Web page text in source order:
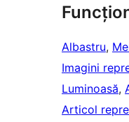
Albastru,
Imagini
Luminoasă,
Articol